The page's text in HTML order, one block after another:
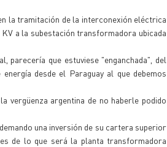
la tramitación de la interconexión eléctrica
a la subestación transformadora ubicada
que estuviese "enganchada", del
desde el Paraguay al que debemos
vergüenza argentina de no haberle podido
una inversión de su cartera superior
de lo que será la planta transformadora